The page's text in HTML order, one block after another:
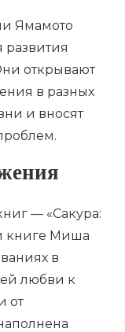
Ямамото
открывают
в разных
и вносят
— «Сакура:
книге Миша
в
любви к
от